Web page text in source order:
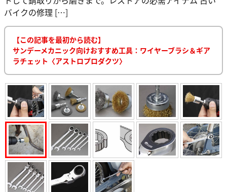
バイクの修理 […]
【この記事を最初から読む】
サンデーメカニック向けおすすめ工具：ワイヤーブラシ＆ギア
ラチェット〈アストロプロダクツ〉